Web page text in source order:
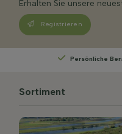
Erhalten Sie unsere
Registrieren
Sortiment